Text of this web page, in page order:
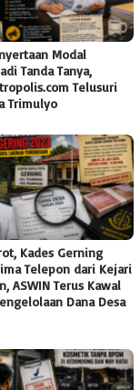
Modal
Tanda Tanya,
Telusuri
Trimulyo
Kades Gerning
Telepon dari Kejari
ASWIN Terus Kawal
Dana Desa